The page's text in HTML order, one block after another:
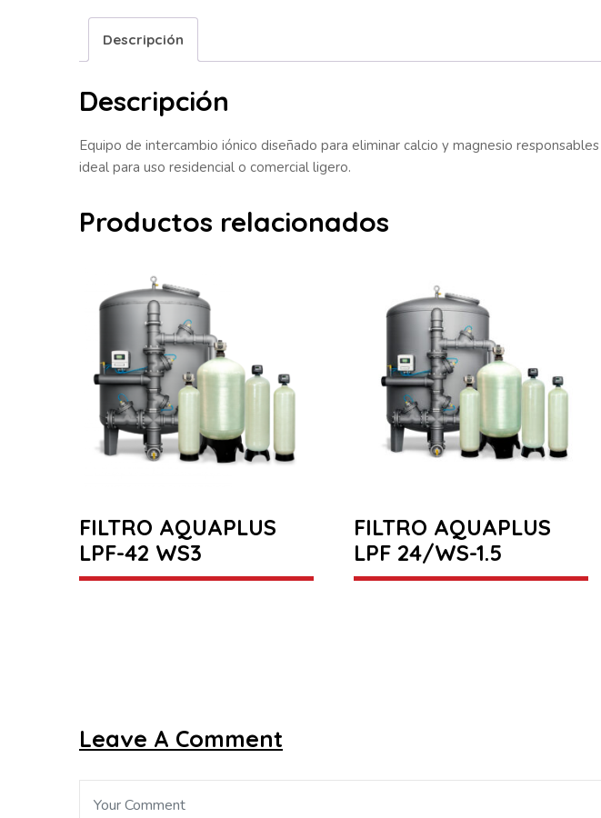
Descripción
Descripción
Equipo de intercambio iónico diseñado para eliminar calcio y magnesio
ideal para uso residencial o comercial ligero.
Productos relacionados
FILTRO AQUAPLUS
LPF-42 WS3
FILTRO AQUAPLUS
LPF 24/WS-1.5
Leave A Comment